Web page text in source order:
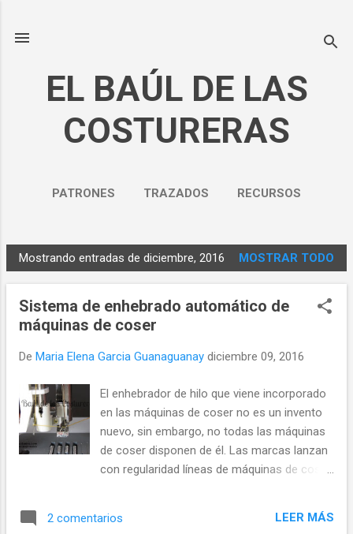
EL BAÚL DE LAS
COSTURERAS
PATRONES TRAZADOS RECURSOS
POLÍTICA DE PRIVACIDAD
E
n
Mostrando entradas de diciembre, 2016 MOSTRAR TODO
Sistema de enhebrado automático de
máquinas de coser
De Maria Elena Garcia Guanaguanay diciembre 09, 2016
El enhebrador de hilo que viene incorporado
en las máquinas de coser no es un invento
nuevo, sin embargo, no todas las máquinas
de coser disponen de él. Las marcas lanzan
con regularidad líneas de máquinas de coser
funcionalidades.
2 comentarios LEER MÁS